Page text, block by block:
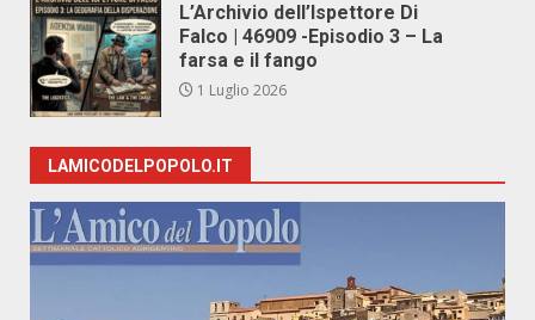
L’Archivio dell’Ispettore Di
Falco | 46909 -Episodio 3 – La
farsa e il fango
1 Luglio 2026
LAMICODELPOPOLO.IT